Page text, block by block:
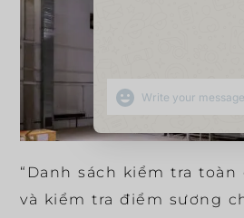
“Danh sách kiểm tra
và kiểm tra điểm sương
SHOW EMOJIS